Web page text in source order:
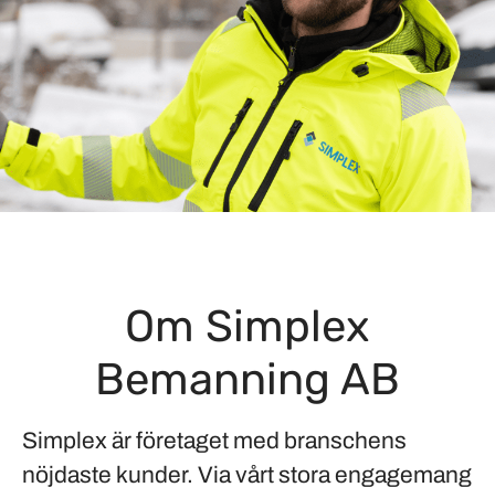
Om Simplex
Bemanning AB
Simplex är företaget med branschens
nöjdaste kunder. Via vårt stora engagemang